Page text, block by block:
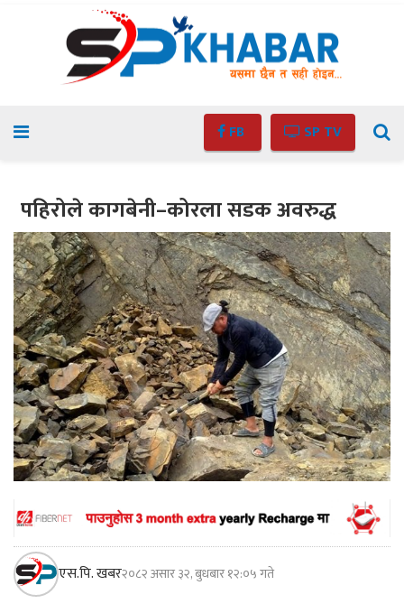
FB SP TV
पहिरोले कागबेनी–कोरला सडक अवरुद्ध
एस.पि. खबर२०८२ असार ३२, बुधबार १२:०५ गते